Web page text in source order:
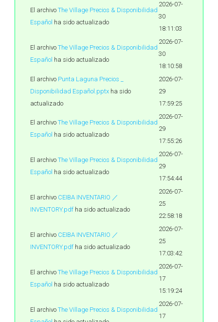
El archivo The Village Precios & Disponibilidad
Español ha sido actualizado
2026-07-
30
18:11:03
El archivo The Village Precios & Disponibilidad
Español ha sido actualizado
2026-07-
30
18:10:58
El archivo Punta Laguna Precios _
Disponibilidad Español.pptx ha sido
actualizado
2026-07-
29
17:59:25
El archivo The Village Precios & Disponibilidad
Español ha sido actualizado
2026-07-
29
17:55:26
El archivo The Village Precios & Disponibilidad
Español ha sido actualizado
2026-07-
29
17:54:44
El archivo CEIBA INVENTARIO ／
INVENTORY.pdf ha sido actualizado
2026-07-
25
22:58:18
El archivo CEIBA INVENTARIO ／
INVENTORY.pdf ha sido actualizado
2026-07-
25
17:03:42
El archivo The Village Precios & Disponibilidad
Español ha sido actualizado
2026-07-
17
15:19:24
El archivo The Village Precios & Disponibilidad
2026-07-
17